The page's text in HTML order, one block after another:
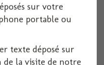
30 noir et...
sur votre
portable ou
texte déposé sur
de la visite de notre